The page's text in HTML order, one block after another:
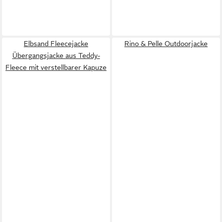
Elbsand Fleecejacke
Übergangsjacke aus Teddy-
Fleece mit verstellbarer Kapuze
Rino & Pelle Outdoorjacke